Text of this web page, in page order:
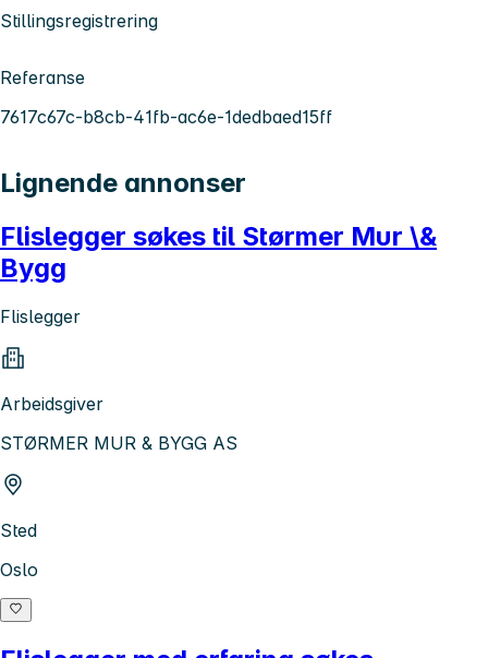
Stillingsregistrering
Referanse
7617c67c-b8cb-41fb-ac6e-1dedbaed15ff
Lignende annonser
Flislegger søkes til Størmer Mur \&
Bygg
Flislegger
Arbeidsgiver
STØRMER MUR & BYGG AS
Sted
Oslo